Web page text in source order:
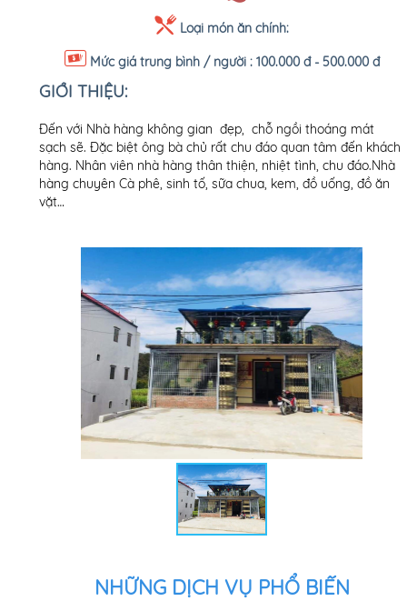
Loại món ăn chính:
Mức giá trung bình / người : 100.000 đ - 500.000 đ
GIỚI THIỆU:
Đến với Nhà hàng không gian đẹp, chỗ ngồi thoáng mát
sạch sẽ. Đặc biệt ông bà chủ rất chu đáo quan tâm đến khách
hàng. Nhân viên nhà hàng thân thiện, nhiệt tình, chu đáo.Nhà
hàng chuyên Cà phê, sinh tố, sữa chua, kem, đồ uống, đồ ăn
vặt…
NHỮNG DỊCH VỤ PHỔ BIẾN